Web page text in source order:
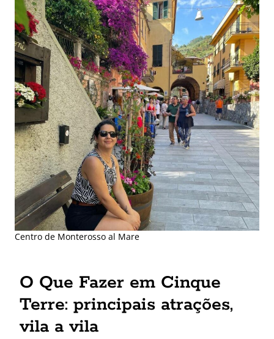
Centro de Monterosso al Mare
O Que Fazer em Cinque
Terre: principais atrações,
vila a vila